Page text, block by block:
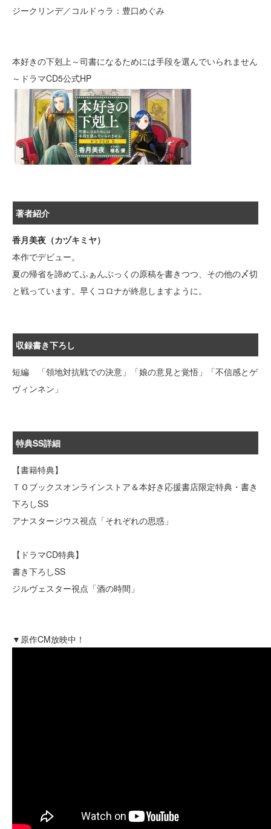
ジークリンデ／コルドゥラ：豊口めぐみ
本好きの下剋上～司書になるためには手段を選んでいられません
～ドラマCD5公式HP
著者紹介
香月美夜（カヅキミヤ）
本作でデビュー。
夏の帰省を諦めてふぁんぶっくの原稿を書きつつ、その他の〆切
と戦っています。早くコロナが終息しますように。
収録書き下ろし
短編 「領地対抗戦での決意」「娘の意見と覚悟」「不信感とゲ
ヴィンネン」
特典SS詳細
【書籍特典】
ＴＯブックスオンラインストア＆本好き応援書店限定特典・書き
下ろしSS
アナスタージウス視点「それぞれの思惑」
【ドラマCD特典】
書き下ろしSS
ジルヴェスター視点「酒の時間」
▼原作CM放映中！